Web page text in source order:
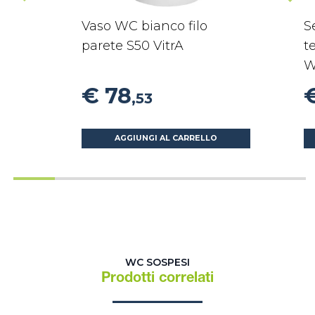
Vaso WC bianco filo
parete S50 VitrA
€ 78,53
AGGIUNGI AL CARRELLO
WC SOSPESI
Prodotti correlati